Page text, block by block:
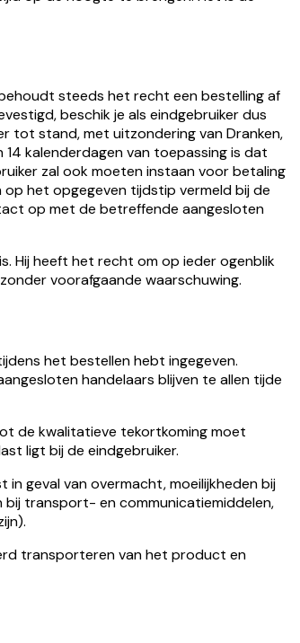
steeds het recht een bestelling af
beschik je als eindgebruiker dus
tot stand, met uitzondering van Dranken,
kalenderdagen van toepassing is dat
zal ook moeten instaan voor betaling
op het opgegeven tijdstip vermeld bij de
op met de betreffende aangesloten
Hij heeft het recht om op ieder ogenblik
voorafgaande waarschuwing.
het bestellen hebt ingegeven.
handelaars blijven te allen tijde
de kwalitatieve tekortkoming moet
ligt bij de eindgebruiker.
geval van overmacht, moeilijkheden bij
bij transport- en communicatiemiddelen,
transporteren van het product en